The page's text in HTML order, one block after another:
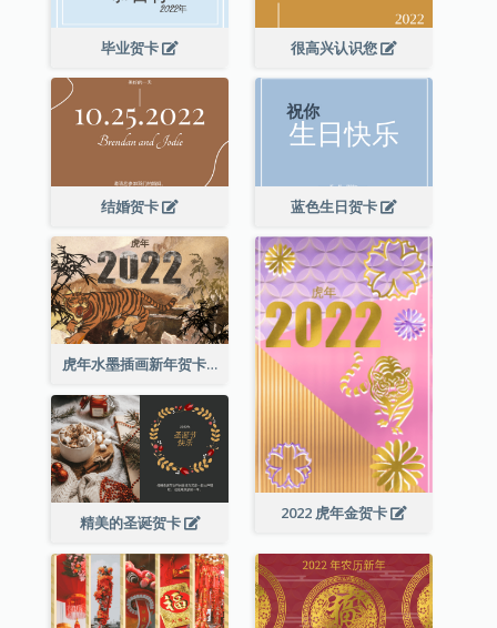
毕业贺卡 很高兴认识您
结婚贺卡 蓝色生日贺卡
虎年水墨插画新年贺卡
2022 虎年金贺卡
精美的圣诞贺卡